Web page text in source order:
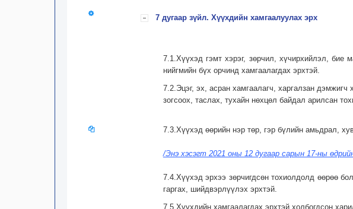
7 дугаар зүйл. Хүүхдийн хамгаалуулах эрх
7.1.Хүүхэд гэмт хэрэг, зөрчил, хүчирхийлэл, бие
нийгмийн бүх орчинд хамгаалагдах эрхтэй.
7.2.Эцэг, эх, асран хамгаалагч, харгалзан
зогсоох, таслах, тухайн нөхцөл байдал арилсан
7.3.Хүүхэд өөрийн нэр төр, гэр бүлийн амьдрал,
/Энэ хэсэгт 2021 оны 12 дугаар сарын 17-ны
7.4.Хүүхэд эрхээ зөрчигдсөн тохиолдолд өөрөө
гаргах, шийдвэрлүүлэх эрхтэй.
7.5.Хүүхдийн хамгаалагдах эрхтэй холбогдсон